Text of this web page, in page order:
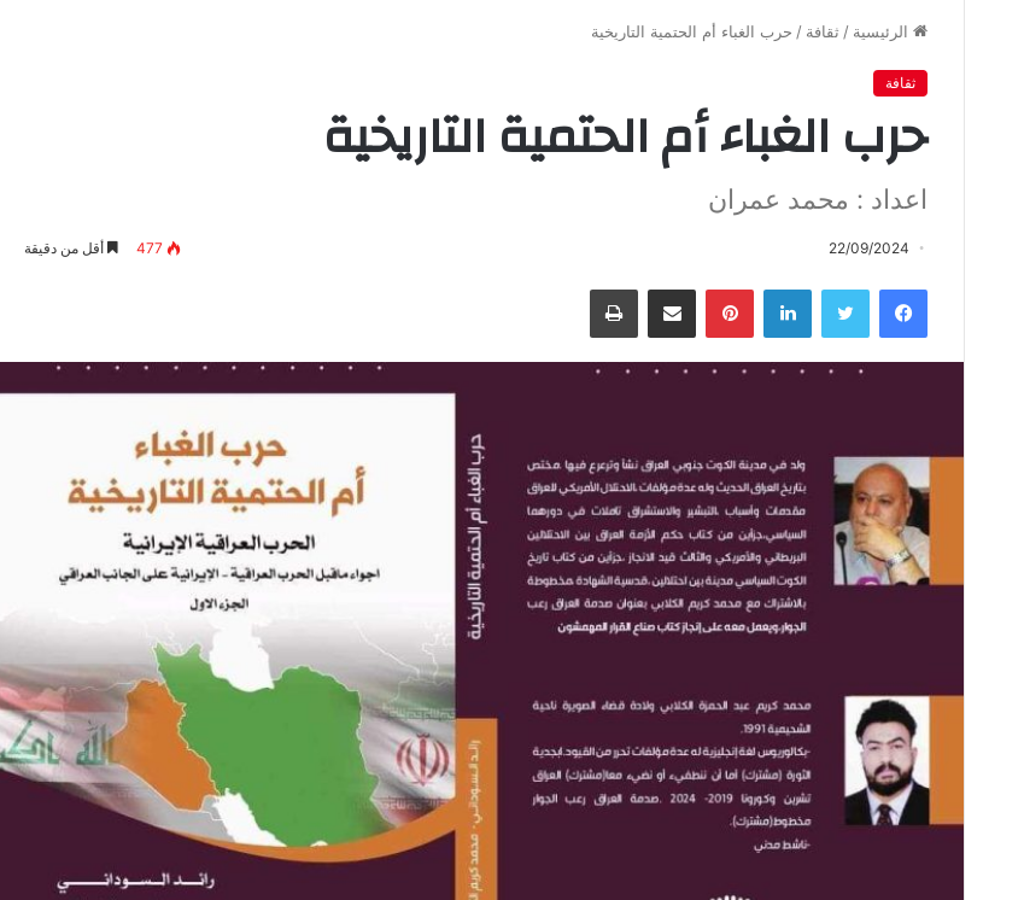
الرئيسية / ثقافة / حرب الغباء أم الحتمية التاريخية
ثقافة
حرب الغباء أم الحتمية التاريخية
اعداد : محمد عمران
22/09/2024
477 أقل من دقيقة
فيسبوك تويتر لينكدإن بينتيريست مشاركة عبر البريد طباعة